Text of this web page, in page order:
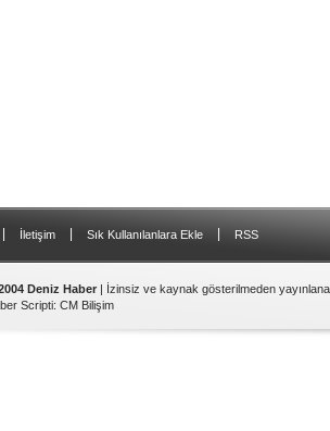
İletişim Sık Kullanılanlara Ekle RSS
Deniz Haber | İzinsiz ve kaynak gösterilmeden
Scripti: CM Bilişim